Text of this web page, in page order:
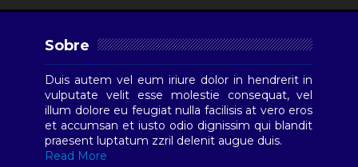
Sobre
Duis autem vel eum iriure dolor in hendrerit in
vulputate velit esse molestie consequat, vel
illum dolore eu feugiat nulla facilisis at vero eros
et accumsan et iusto odio dignissim qui blandit
praesent luptatum zzril delenit augue duis.
Read More